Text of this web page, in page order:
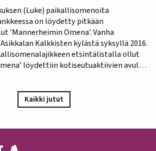
(Luke) paikallisomenoita
on löydetty pitkään
Omena’. Vanha
Kalkkisten kylästä syksyllä 2016.
etsintälistalla ollut
löydettiin kotiseutuaktiivien avulla.
vuosien 1921 ja 1931 kuvauksia,
Heinonen Lukesta.…
Kaikki jutut